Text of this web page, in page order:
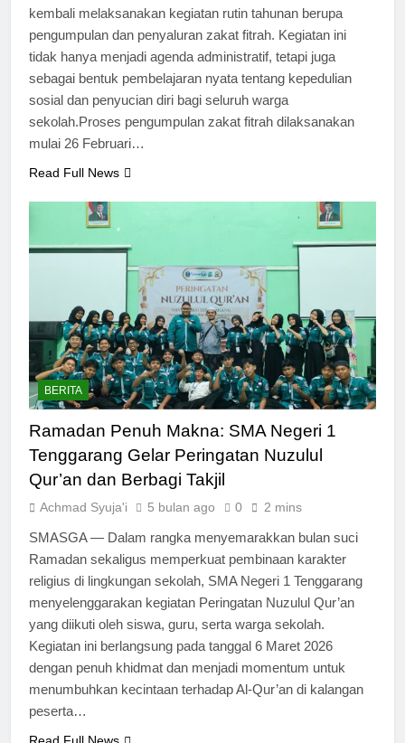
kembali melaksanakan kegiatan rutin tahunan berupa
pengumpulan dan penyaluran zakat fitrah. Kegiatan ini
tidak hanya menjadi agenda administratif, tetapi juga
sebagai bentuk pembelajaran nyata tentang kepedulian
sosial dan penyucian diri bagi seluruh warga
sekolah.Proses pengumpulan zakat fitrah dilaksanakan
mulai 26 Februari…
Read Full News
BERITA
Ramadan Penuh Makna: SMA Negeri 1
Tenggarang Gelar Peringatan Nuzulul
Qur’an dan Berbagi Takjil
Achmad Syuja'i 5 bulan ago 0 2 mins
SMASGA — Dalam rangka menyemarakkan bulan suci
Ramadan sekaligus memperkuat pembinaan karakter
religius di lingkungan sekolah, SMA Negeri 1 Tenggarang
menyelenggarakan kegiatan Peringatan Nuzulul Qur’an
yang diikuti oleh siswa, guru, serta warga sekolah.
Kegiatan ini berlangsung pada tanggal 6 Maret 2026
dengan penuh khidmat dan menjadi momentum untuk
menumbuhkan kecintaan terhadap Al-Qur’an di kalangan
peserta…